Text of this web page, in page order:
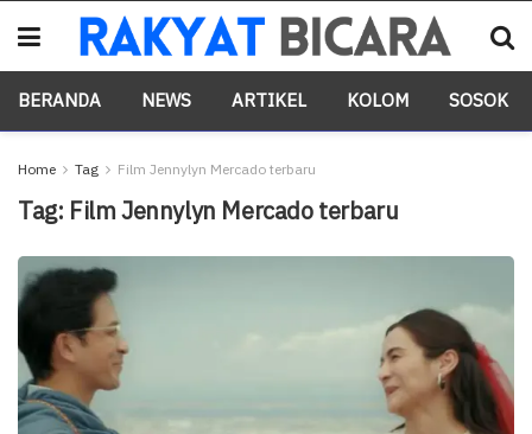
BERANDA NEWS ARTIKEL KOLOM SOSOK
Home Tag Film Jennylyn Mercado terbaru
Tag: Film Jennylyn Mercado terbaru